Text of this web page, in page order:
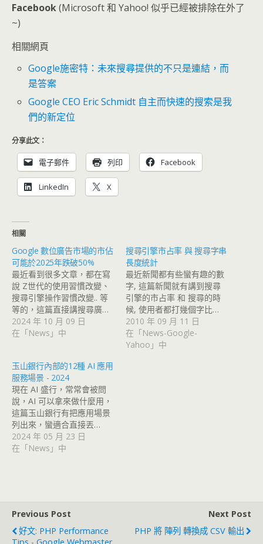
Facebook(Microsoft 和 Yahoo! 似乎已經被排除在外了
~)
相關網頁
Google施密特：未來搜尋提供的不只是連結，而
是答案
Google CEO Eric Schmidt 自主而快速的搜索是我
們的新定位
分享此文：
電子郵件 列印 Facebook
LinkedIn X
相關
Google 數位廣告市場的市佔
可能於2025年跌破50%
最近看到很多文章，都在寫
說 Z世代的使用習慣改變、
搜尋引擎操作習慣改變.. 等
等的，這篇直接講搜尋廣…
2024 年 10 月 09 日
在「News」中
搜尋引擎市占率 與 搜尋字串
長度統計
最近新聞都有些蠻有趣的數
字, 這篇新聞就有講到搜尋
引擎的市占率 和 搜尋的時
候, 使用者都打幾個字比…
2010 年 09 月 11 日
在「News-Google-
Yahoo」中
玉山銀行內部的12種 AI 應用
服務場景 - 2024
現在 AI 盛行，常常會被問
說，AI 可以拿來做什麼用，
這篇玉山銀行有把應用場景
列出來，蠻適合直接丟…
2024 年 05 月 23 日
在「News」中
Previous Post
好文: PHP Performance
Next Post
PHP 將 陣列 轉換成 CSV 輸出